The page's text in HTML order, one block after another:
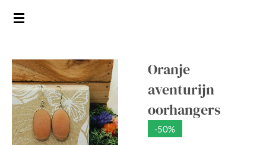
Ga
de
hoofdinhoud
Oranje
aventurijn
oorhangers
-50%